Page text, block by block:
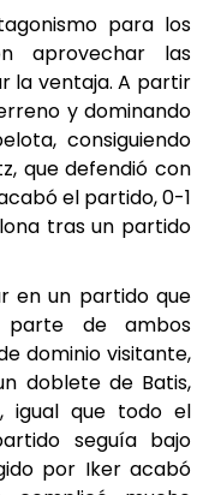
para los
aprovechar las
la ventaja. A partir
y dominando
consiguiendo
que defendió con
el partido, 0-1
tras un partido
en un partido que
de ambos
dominio visitante,
doblete de Batis,
igual que todo el
seguía bajo
por Iker acabó